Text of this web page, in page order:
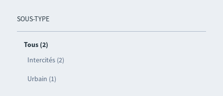
SOUS-TYPE
Tous (2)
Intercités (2)
Urbain (1)